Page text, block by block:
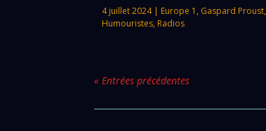
4 juillet 2024| Europe 1 , Gaspard Proust,
Humouristes, Radios
« Entrées précédentes